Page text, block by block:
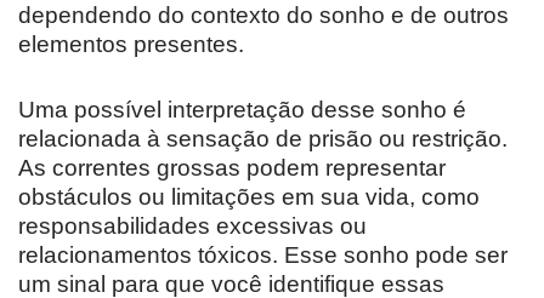
dependendo do contexto do sonho e de outros
elementos presentes.
Uma possível interpretação desse sonho é
relacionada à sensação de prisão ou restrição.
As correntes grossas podem representar
obstáculos ou limitações em sua vida, como
responsabilidades excessivas ou
relacionamentos tóxicos. Esse sonho pode ser
um sinal para que você identifique essas